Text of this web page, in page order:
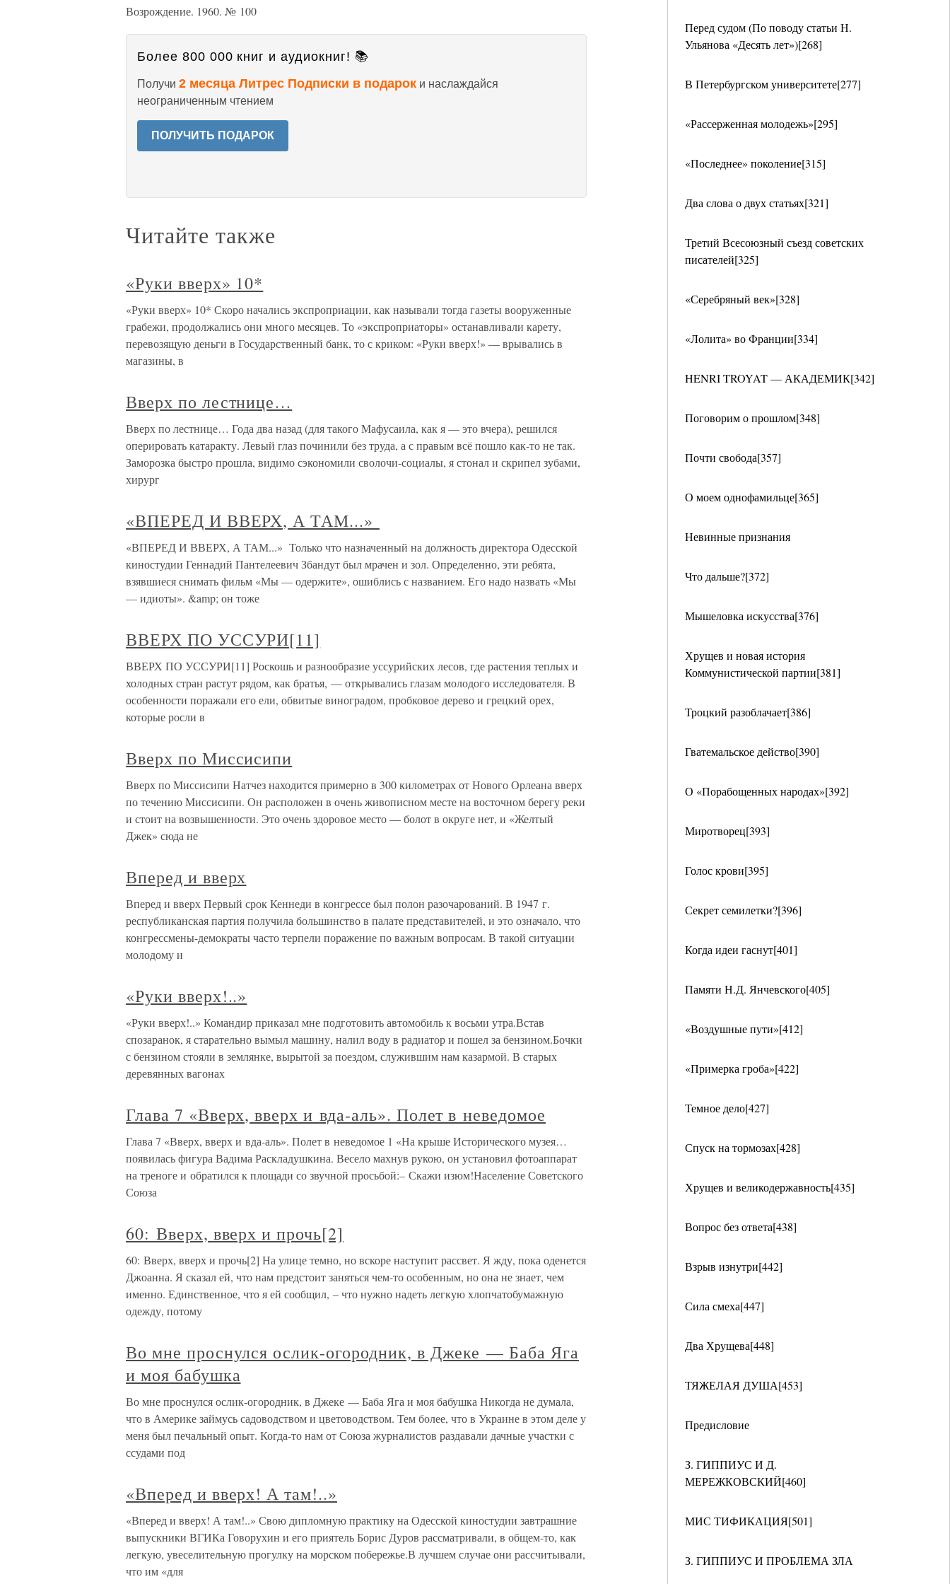
Перед судом (По поводу статьи Н.
Ульянова «Десять лет»)[268]
В Петербургском университете[277]
«Рассерженная молодежь»[295]
«Последнее» поколение[315]
Два слова о двух статьях[321]
Третий Всесоюзный съезд советских
писателей[325]
«Серебряный век»[328]
«Лолита» во Франции[334]
HENRI TROYAT — АКАДЕМИК[342]
Поговорим о прошлом[348]
Почти свобода[357]
О моем однофамильце[365]
Невинные признания
Что дальше?[372]
Мышеловка искусства[376]
Хрущев и новая история
Коммунистической партии[381]
Троцкий разоблачает[386]
Гватемальское действо[390]
О «Порабощенных народах»[392]
Миротворец[393]
Голос крови[395]
Секрет семилетки?[396]
Когда идеи гаснут[401]
Памяти Н.Д. Янчевского[405]
«Воздушные пути»[412]
«Примерка гроба»[422]
Темное дело[427]
Спуск на тормозах[428]
Хрущев и великодержавность[435]
Вопрос без ответа[438]
Взрыв изнутри[442]
Сила смеха[447]
Два Хрущева[448]
ТЯЖЕЛАЯ ДУША[453]
Предисловие
З. ГИППИУС И Д.
МЕРЕЖКОВСКИЙ[460]
МИС ТИФИКАЦИЯ[501]
З. ГИППИУС И ПРОБЛЕМА ЗЛА
Возрождение. 1960. № 100
Более 800 000 книг и аудиокниг! 📚
Получи 2 месяца Литрес Подписки в подарок и наслаждайся
неограниченным чтением
ПОЛУЧИТЬ ПОДАРОК
Читайте также
«Руки вверх» 10*
«Руки вверх» 10* Скоро начались экспроприации, как называли тогда газеты вооруженные
грабежи, продолжались они много месяцев. То «экспроприаторы» останавливали карету,
перевозящую деньги в Государственный банк, то с криком: «Руки вверх!» — врывались в
магазины, в
Вверх по лестнице…
Вверх по лестнице… Года два назад (для такого Мафусаила, как я — это вчера), решился
оперировать катаракту. Левый глаз починили без труда, а с правым всё пошло как-то не так.
Заморозка быстро прошла, видимо сэкономили сволочи-социалы, я стонал и скрипел зубами,
хирург
«ВПЕРЕД И ВВЕРХ, А ТАМ...»
«ВПЕРЕД И ВВЕРХ, А ТАМ...» Только что назначенный на должность директора Одесской
киностудии Геннадий Пантелеевич Збандут был мрачен и зол. Определенно, эти ребята,
взявшиеся снимать фильм «Мы — одержите», ошиблись с названием. Его надо назвать «Мы
— идиоты». &amp; он тоже
ВВЕРХ ПО УССУРИ[11]
ВВЕРХ ПО УССУРИ[11] Роскошь и разнообразие уссурийских лесов, где растения теплых и
холодных стран растут рядом, как братья, — открывались глазам молодого исследователя. В
особенности поражали его ели, обвитые виноградом, пробковое дерево и грецкий орех,
которые росли в
Вверх по Миссисипи
Вверх по Миссисипи Натчез находится примерно в 300 километрах от Нового Орлеана вверх
по течению Миссисипи. Он расположен в очень живописном месте на восточном берегу реки
и стоит на возвышенности. Это очень здоровое место — болот в округе нет, и «Желтый
Джек» сюда не
Вперед и вверх
Вперед и вверх Первый срок Кеннеди в конгрессе был полон разочарований. В 1947 г.
республиканская партия получила большинство в палате представителей, и это означало, что
конгрессмены-демократы часто терпели поражение по важным вопросам. В такой ситуации
молодому и
«Руки вверх!..»
«Руки вверх!..» Командир приказал мне подготовить автомобиль к восьми утра.Встав
спозаранок, я старательно вымыл машину, налил воду в радиатор и пошел за бензином.Бочки
с бензином стояли в землянке, вырытой за поездом, служившим нам казармой. В старых
деревянных вагонах
Глава 7 «Вверх, вверх и вда-аль». Полет в неведомое
Глава 7 «Вверх, вверх и вда-аль». Полет в неведомое 1 «На крыше Исторического музея…
появилась фигура Вадима Раскладушкина. Весело махнув рукою, он установил фотоаппарат
на треноге и обратился к площади со звучной просьбой:– Скажи изюм!Население Советского
Союза
60: Вверх, вверх и прочь[2]
60: Вверх, вверх и прочь[2] На улице темно, но вскоре наступит рассвет. Я жду, пока оденется
Джоанна. Я сказал ей, что нам предстоит заняться чем-то особенным, но она не знает, чем
именно. Единственное, что я ей сообщил, – что нужно надеть легкую хлопчатобумажную
одежду, потому
Во мне проснулся ослик-огородник, в Джеке — Баба Яга
и моя бабушка
Во мне проснулся ослик-огородник, в Джеке — Баба Яга и моя бабушка Никогда не думала,
что в Америке займусь садоводством и цветоводством. Тем более, что в Украине в этом деле у
меня был печальный опыт. Когда-то нам от Союза журналистов раздавали дачные участки с
ссудами под
«Вперед и вверх! А там!..»
«Вперед и вверх! А там!..» Свою дипломную практику на Одесской киностудии завтрашние
выпускники ВГИКа Говорухин и его приятель Борис Дуров рассматривали, в общем-то, как
легкую, увеселительную прогулку на морском побережье.В лучшем случае они рассчитывали,
что им «для